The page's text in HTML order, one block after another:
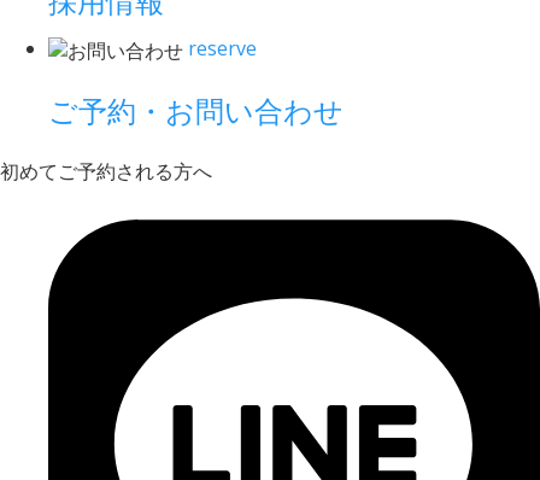
reserve
ご予約・お問い合わせ
初めてご予約される方へ